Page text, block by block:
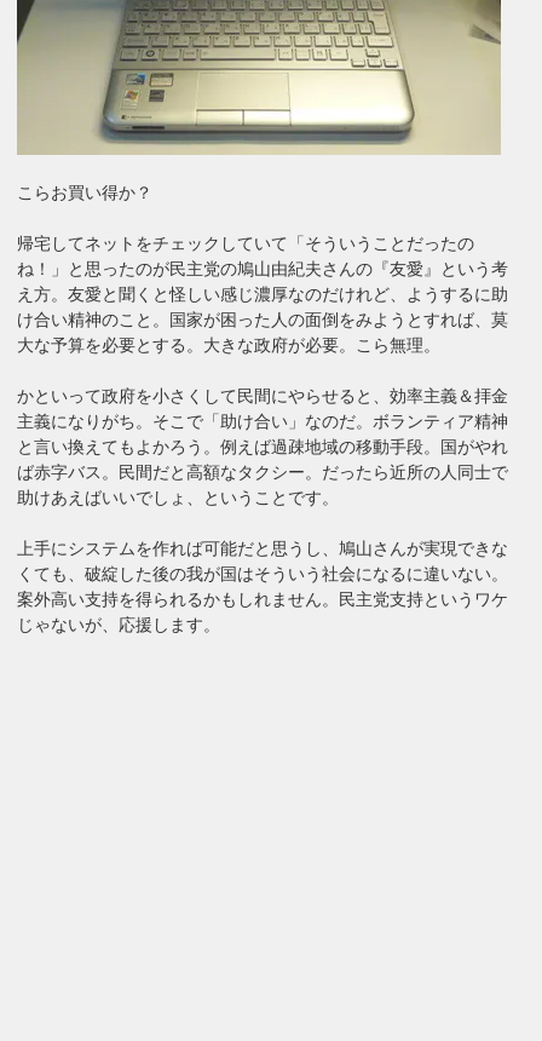
こらお買い得か？
帰宅してネットをチェックしていて「そういうことだったの
ね！」と思ったのが民主党の鳩山由紀夫さんの『友愛』という考
え方。友愛と聞くと怪しい感じ濃厚なのだけれど、ようするに助
け合い精神のこと。国家が困った人の面倒をみようとすれば、莫
大な予算を必要とする。大きな政府が必要。こら無理。
かといって政府を小さくして民間にやらせると、効率主義＆拝金
主義になりがち。そこで「助け合い」なのだ。ボランティア精神
と言い換えてもよかろう。例えば過疎地域の移動手段。国がやれ
ば赤字バス。民間だと高額なタクシー。だったら近所の人同士で
助けあえばいいでしょ、ということです。
上手にシステムを作れば可能だと思うし、鳩山さんが実現できな
くても、破綻した後の我が国はそういう社会になるに違いない。
案外高い支持を得られるかもしれません。民主党支持というワケ
じゃないが、応援します。